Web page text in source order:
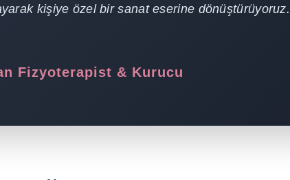
kişiye özel bir sanat eserine
Fizyoterapist & Kurucu